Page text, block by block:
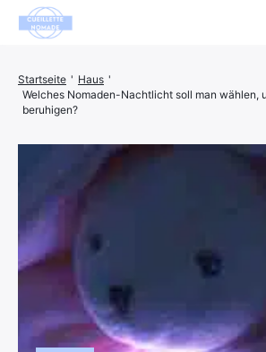
Startseite ' Haus '
Welches Nomaden-Nachtlicht soll man wählen,
beruhigen?
Tiere
Dekoration
Wohlbefinden
Unternehmen
Finanzen
Hightech